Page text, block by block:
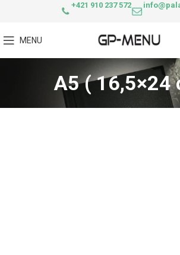
+421 910 237 572
MENU
A5 ( 16,5×24